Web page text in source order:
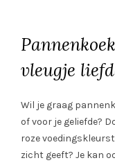
vleugje
Wil je graag
of voor je geliefde?
roze
zicht geeft? Je kan